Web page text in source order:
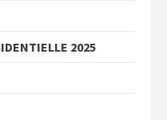
2025